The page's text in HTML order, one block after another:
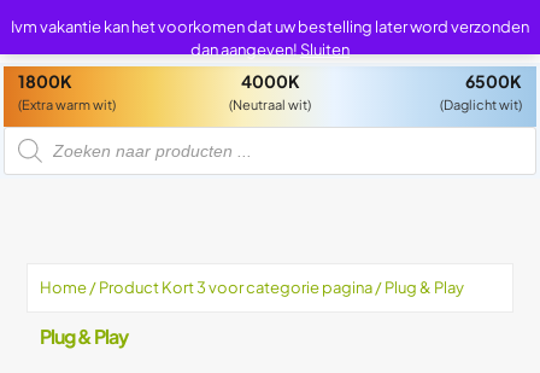
1800K
(Extra warm wit)
4000K
(Neutraal wit)
6500K
(Daglicht wit)
P
d
Home/ Product Kort 3 voor categorie pagina / Plug & Play
Plug & Play
Ivm vakantie kan het voorkomen dat uw bestelling later word verzonden
dan aangeven! Sluiten